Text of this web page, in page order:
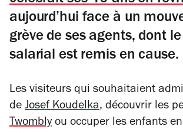
aujourd’hui face à un
grève de ses agents, dont
salarial est remis en cause.
Les visiteurs qui souhaitaient
de Josef Koudelka, découvrir les
Twomblyou occuper les enfants